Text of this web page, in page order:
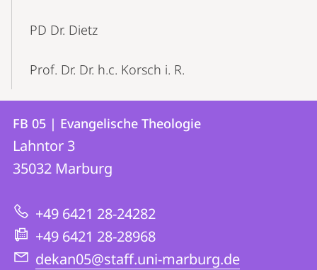
PD Dr. Dietz
Prof. Dr. Dr. h.c. Korsch i. R.
Kontakt
und
Informationen
zur
Website
Kontaktinformationen
FB
05
Evangelische
Theologie
FB 05 | Evangelische Theologie
Lahntor 3
35032 Marburg
+49 6421 28-24282
+49 6421 28-28968
dekan05@staff.uni-marburg.de